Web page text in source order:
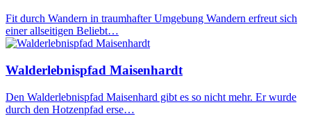
Fit durch Wandern in traumhafter Umgebung Wandern erfreut sich
einer allseitigen Beliebt…
Walderlebnispfad Maisenhardt
Den Walderlebnispfad Maisenhard gibt es so nicht mehr. Er wurde
durch den Hotzenpfad erse…